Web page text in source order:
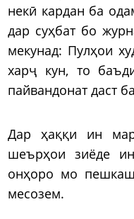
некӣ кардан ба
дар суҳбат бо
мекунад: Пулҳои
харҷ кун, то
пайвандонат даст
Дар ҳаққи ин
шеърҳои зиёде
онҳоро мо
месозем.